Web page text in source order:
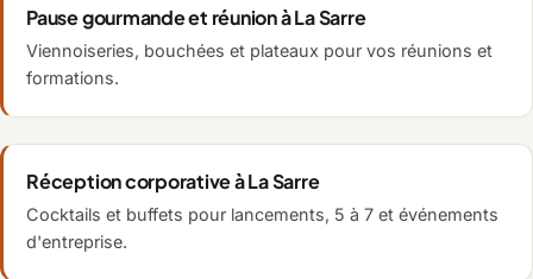
Pause gourmande et réunion à La Sarre
Viennoiseries, bouchées et plateaux pour vos réunions et
formations.
Réception corporative à La Sarre
Cocktails et buffets pour lancements, 5 à 7 et événements
d'entreprise.